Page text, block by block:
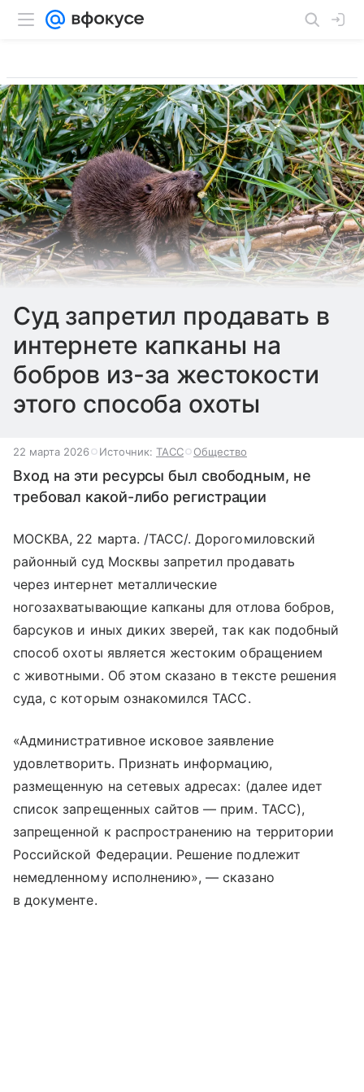
Суд запретил продавать в
интернете капканы на
бобров из-за жестокости
этого способа охоты
22 марта 2026 Источник: ТАСС Общество
Вход на эти ресурсы был свободным, не
требовал какой-либо регистрации
МОСКВА, 22 марта. /ТАСС/. Дорогомиловский
районный суд Москвы запретил продавать
через интернет металлические
ногозахватывающие капканы для отлова бобров,
барсуков и иных диких зверей, так как подобный
способ охоты является жестоким обращением
с животными. Об этом сказано в тексте решения
суда, с которым ознакомился ТАСС.
«Административное исковое заявление
удовлетворить. Признать информацию,
размещенную на сетевых адресах: (далее идет
список запрещенных сайтов — прим. ТАСС),
запрещенной к распространению на территории
Российской Федерации. Решение подлежит
немедленному исполнению», — сказано
в документе.